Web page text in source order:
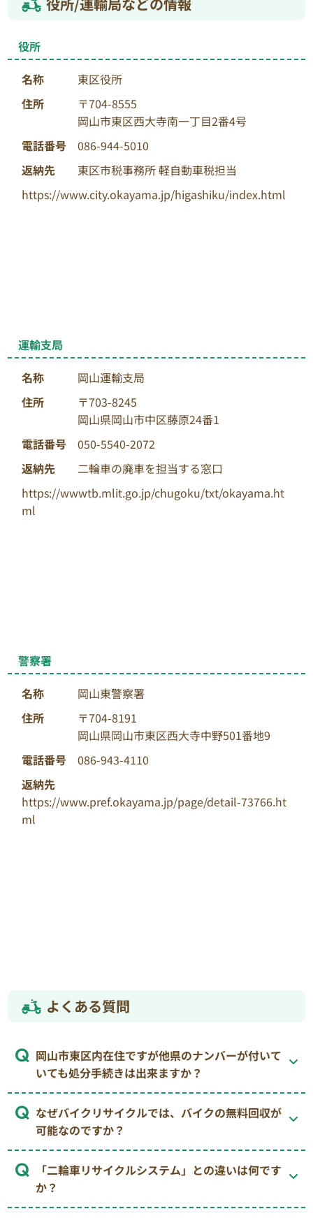
役所
名称
東区役所
住所
〒704-8555
岡山市東区西大寺南一丁目2番4号
電話番号
086-944-5010
返納先
東区市税事務所 軽自動車税担当
https://www.city.okayama.jp/higashiku/index.html
運輸支局
名称
岡山運輸支局
住所
〒703-8245
岡山県岡山市中区藤原24番1
電話番号
050-5540-2072
返納先
二輪車の廃車を担当する窓口
https://wwwtb.mlit.go.jp/chugoku/txt/okayama.ht
ml
警察署
名称
岡山東警察署
住所
〒704-8191
岡山県岡山市東区西大寺中野501番地9
電話番号
086-943-4110
返納先
https://www.pref.okayama.jp/page/detail-73766.ht
ml
よくある質問
岡山市東区内在住ですが他県のナンバーが付いて
いても処分手続きは出来ますか？
なぜバイクリサイクルでは、バイクの無料回収が
可能なのですか？
「二輪車リサイクルシステム」との違いは何です
か？